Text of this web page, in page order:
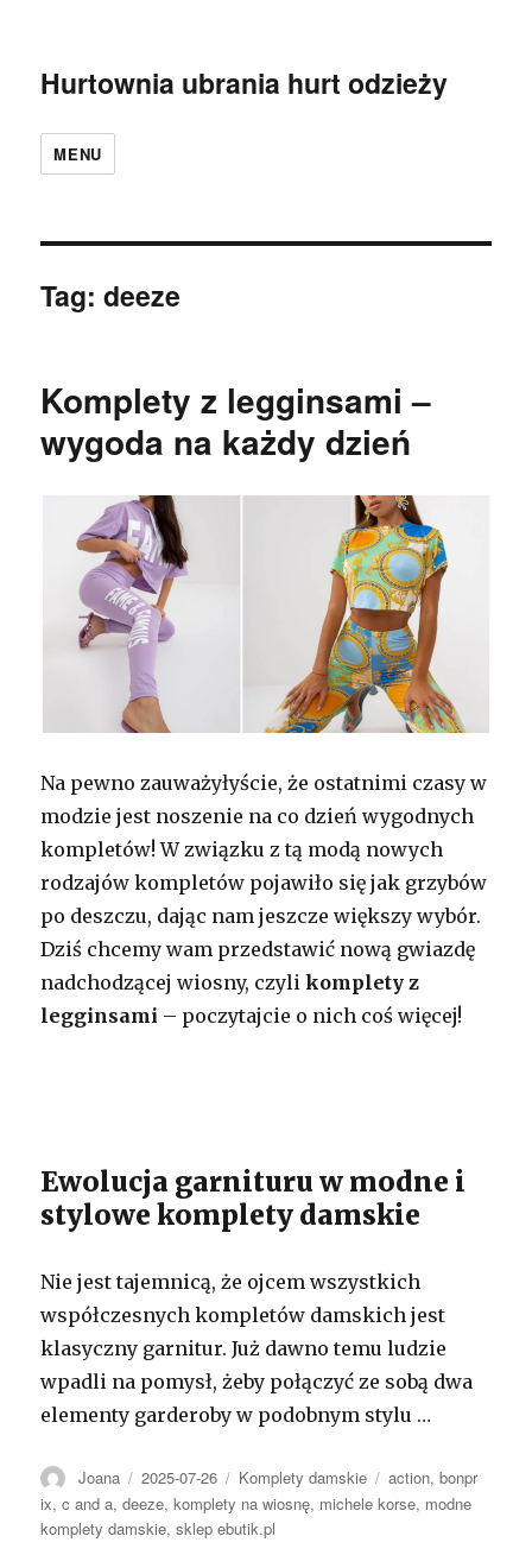
Hurtownia ubrania hurt odzieży
MENU
Tag:deeze
Komplety z legginsami –
wygoda na każdy dzień
Na pewno zauważyłyście, że ostatnimi czasy w
modzie jest noszenie na co dzień wygodnych
kompletów! W związku z tą modą nowych
rodzajów kompletów pojawiło się jak grzybów
po deszczu, dając nam jeszcze większy wybór.
Dziś chcemy wam przedstawić nową gwiazdę
nadchodzącej wiosny, czylikomplety z
legginsami – poczytajcie o nich coś więcej!
Ewolucja garnituru w modne i
stylowe komplety damskie
Nie jest tajemnicą, że ojcem wszystkich
współczesnych kompletów damskich jest
klasyczny garnitur. Już dawno temu ludzie
wpadli na pomysł, żeby połączyć ze sobą dwa
elementy garderoby w podobnym stylu …
Autor
Joana Opublikowano
2025-07-26 Kategorie
Komplety damskie Tagi
action,bonpr
ix,c and a,deeze,komplety na wiosnę, michele korse, modne
komplety damskie,sklep ebutik.pl